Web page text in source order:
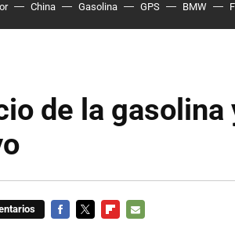
China Gasolina GPS BMW
de la gasolina